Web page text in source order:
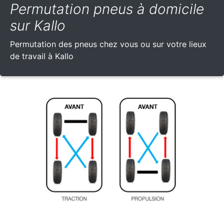
Permutation pneus à domicile
sur Kallo
Permutation des pneus chez vous ou sur votre lieux
de travail à Kallo